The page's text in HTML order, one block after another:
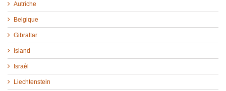
Autriche
Belgique
Gibraltar
Island
Israèl
Liechtenstein